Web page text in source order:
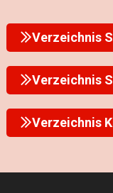
Verzeichnis
Verzeichnis
Verzeichnis